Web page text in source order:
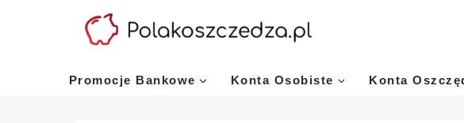
Promocje Bankowe Konta Osobiste Konta